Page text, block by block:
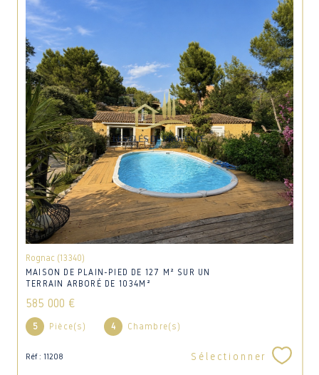
Rognac (13340)
MAISON DE PLAIN-PIED DE 127 M² SUR UN
TERRAIN ARBORÉ DE 1034M²
585 000 €
5 Pièce(s) 4 Chambre(s)
Réf : 11208 Sélectionner